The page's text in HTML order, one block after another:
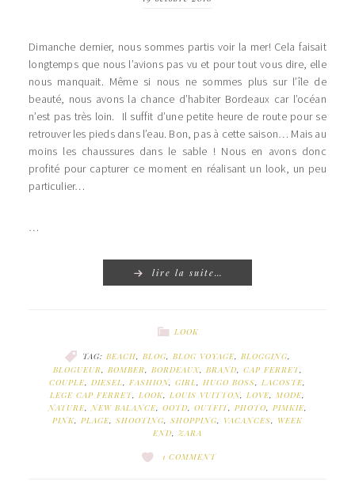
Dimanche dernier, nous sommes partis voir la mer! Cela faisait
longtemps que nous l’avions pas vu et pour tout vous dire, elle
nous manquait. Même si nous ne sommes plus sur l’île de
beauté, nous avons la chance d’habiter Bordeaux car l’océan
n’est pas très loin. Il suffit d’une petite heure de route pour se
retrouver les pieds dans l’eau. Bon, pas à cette saison… Mais au
moins les chaussures dans le sable ! Nous en avons donc
profité pour capturer ce moment en réalisant un look, un peu
particulier…
…
lire la suite…
LOOK
TAG: BEACH, BLOG, BLOG VOYAGE, BLOGGING,
BLOGUEUR, BOMBER, BORDEAUX, BRAND, CAP FERRET,
COUPLE, DIESEL, FASHION, GIRL, HUGO BOSS, LACOSTE,
LEGE CAP FERRET, LOOK, LOUIS VUITTON, LOVE, MODE,
NATURE,NEW BALANCE, OOTD, OUTFIT, PHOTO, PIMKIE,
PINK, PLAGE, SHOOTING, SHOPPING, VACANCES, WEEK
END,ZARA
1 COMMENT